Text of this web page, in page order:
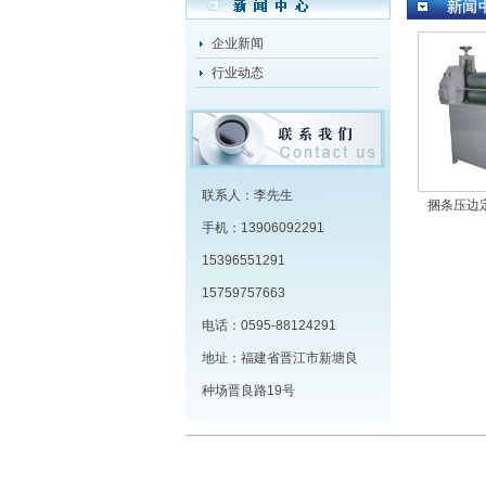
企业新闻
行业动态
联系人：李先生
手机：13906092291
15396551291
15759757663
电话：0595-88124291
地址：福建省晋江市新塘良
种场晋良路19号
捆条压边